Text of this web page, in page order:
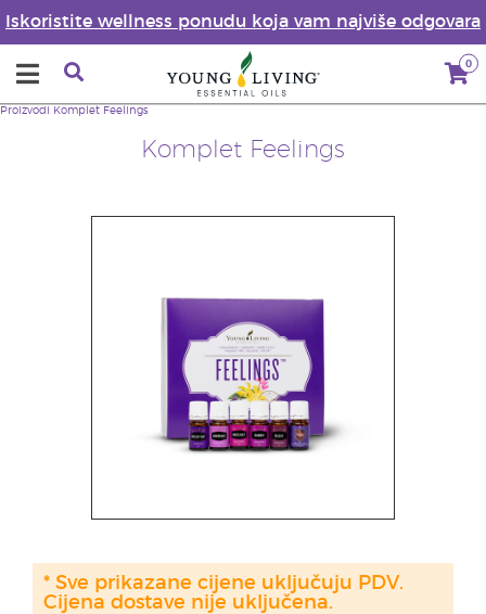
Iskoristite wellness ponudu koja vam najviše odgovara
0
Komplet Feelings
Proizvodi Komplet Feelings
* Sve prikazane cijene uključuju PDV.
Cijena dostave nije uključena.